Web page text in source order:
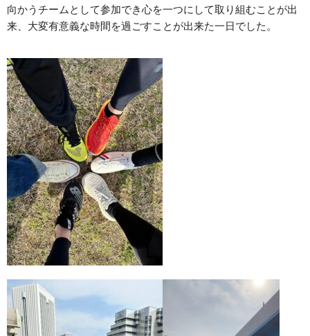
向かうチームとして参加でき心を一つにして取り組むことが出
来、大変有意義な時間を過ごすことが出来た一日でした。